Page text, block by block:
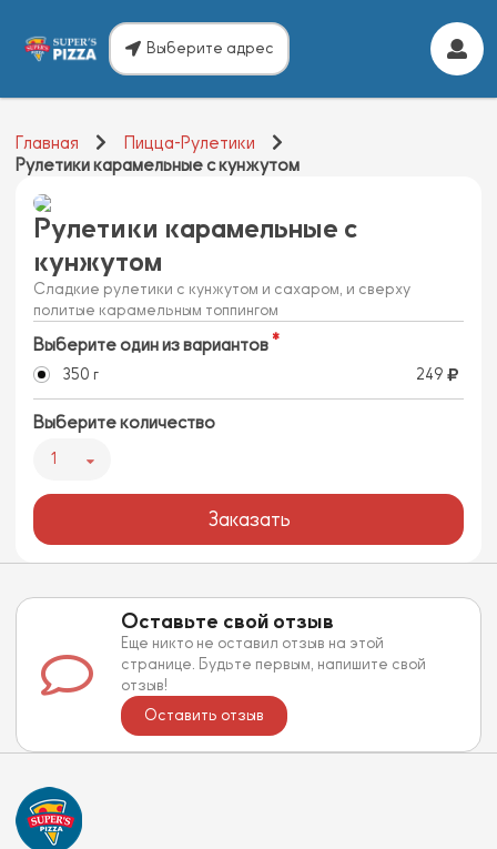
Выберите адрес
Главная
Пицца-Рулетики
Рулетики карамельные с кунжутом
Рулетики карамельные с
кунжутом
Сладкие рулетики с кунжутом и сахаром, и сверху
политые карамельным топпингом
Выберите один из вариантов
350 г 249
Выберите количество
1
Заказать
Оставьте свой отзыв
Еще никто не оставил отзыв на этой
странице. Будьте первым, напишите свой
отзыв!
Оставить отзыв